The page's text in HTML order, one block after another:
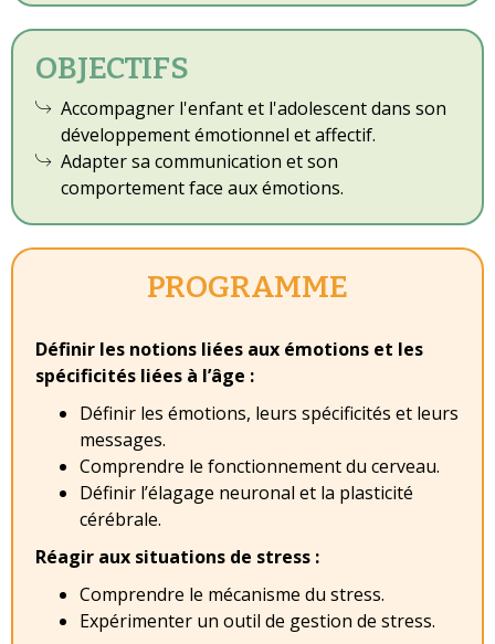
OBJECTIFS
Accompagner l'enfant et l'adolescent dans son
développement émotionnel et affectif.
Adapter sa communication et son
comportement face aux émotions.
PROGRAMME
Définir les notions liées aux émotions et les
spécificités liées à l’âge :
Définir les émotions, leurs spécificités et leurs
messages.
Comprendre le fonctionnement du cerveau.
Définir l’élagage neuronal et la plasticité
cérébrale.
Réagir aux situations de stress :
Comprendre le mécanisme du stress.
Expérimenter un outil de gestion de stress.